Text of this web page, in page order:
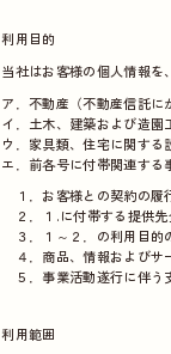
利用目的
当社はお客様の個人情報を
ア．不動産（不動産信託に
イ．土木、建築および造園
ウ．家具類、住宅に関す
エ．前各号に付帯関連する
１．お客様との契約の履
２．１.に付帯する提供
３．１～２．の利用目的
４．商品、情報およびサ
５．事業活動遂行に伴う
利用範囲